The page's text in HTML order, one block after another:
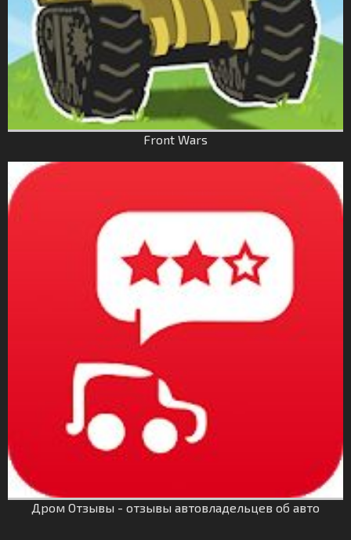
Front Wars
Дром Отзывы - отзывы автовладельцев об авто